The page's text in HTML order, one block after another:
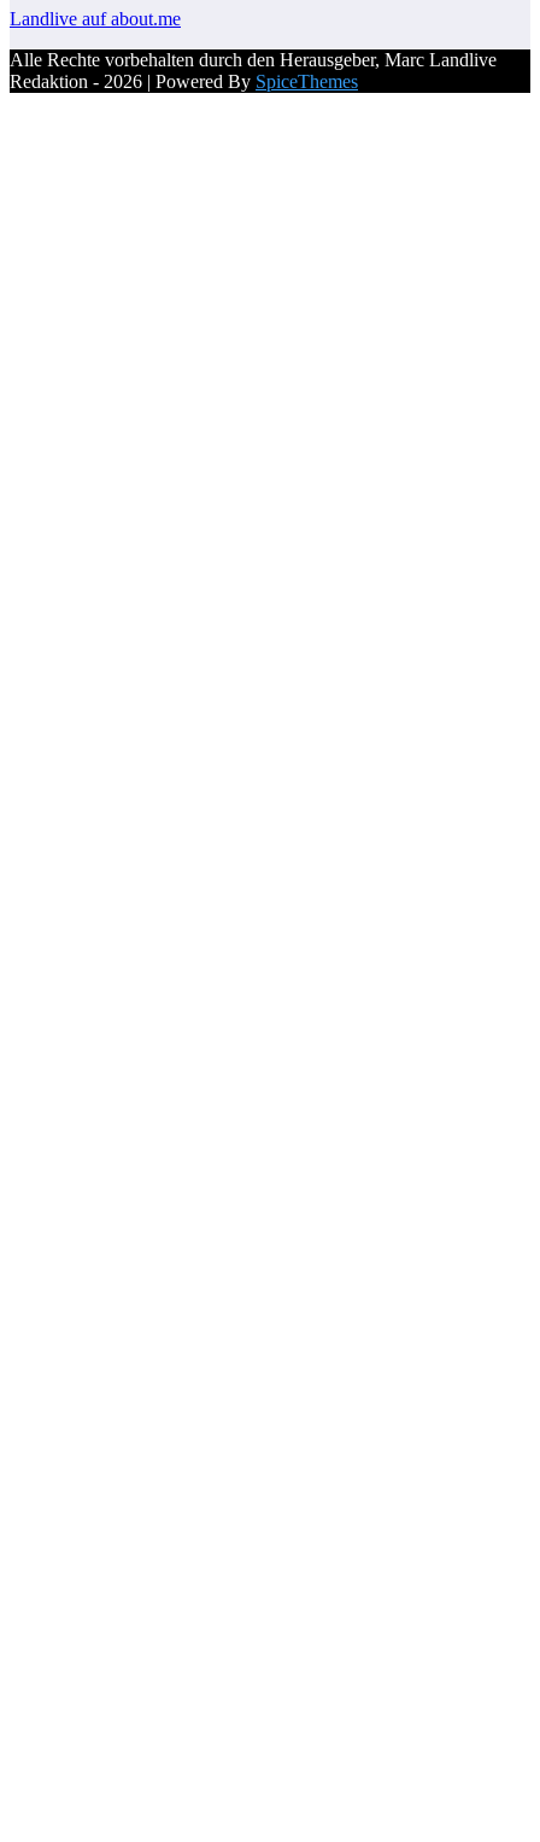
Landlive auf about.me
Alle Rechte vorbehalten durch den Herausgeber, Marc Landlive
Redaktion - 2026 | Powered By SpiceThemes